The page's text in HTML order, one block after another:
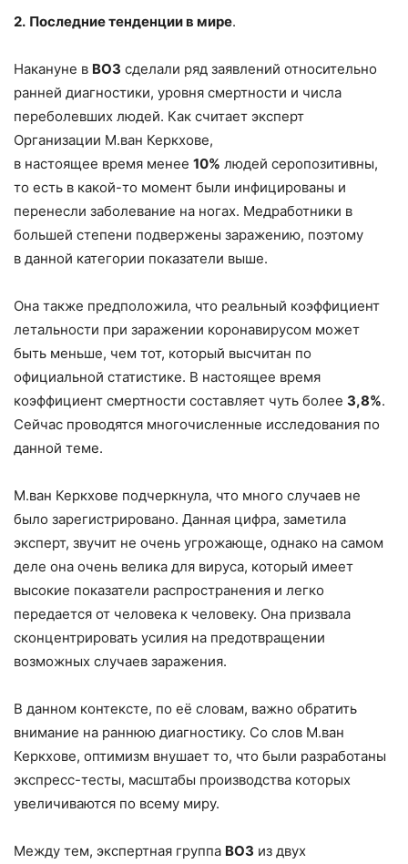
2. Последние тенденции в мире.
Накануне в ВОЗ сделали ряд заявлений относительно
ранней диагностики, уровня смертности и числа
переболевших людей. Как считает эксперт
Организации М.ван Керкхове,
в настоящее время менее 10% людей серопозитивны,
то есть в какой-то момент были инфицированы и
перенесли заболевание на ногах. Медработники в
большей степени подвержены заражению, поэтому
в данной категории показатели выше.
Она также предположила, что реальный коэффициент
летальности при заражении коронавирусом может
быть меньше, чем тот, который высчитан по
официальной статистике. В настоящее время
коэффициент смертности составляет чуть более 3,8%.
Сейчас проводятся многочисленные исследования по
данной теме.
М.ван Керкхове подчеркнула, что много случаев не
было зарегистрировано. Данная цифра, заметила
эксперт, звучит не очень угрожающе, однако на самом
деле она очень велика для вируса, который имеет
высокие показатели распространения и легко
передается от человека к человеку. Она призвала
сконцентрировать усилия на предотвращении
возможных случаев заражения.
В данном контексте, по её словам, важно обратить
внимание на раннюю диагностику. Со слов М.ван
Керкхове, оптимизм внушает то, что были разработаны
экспресс-тесты, масштабы производства которых
увеличиваются по всему миру.
Между тем, экспертная группа ВОЗ из двух